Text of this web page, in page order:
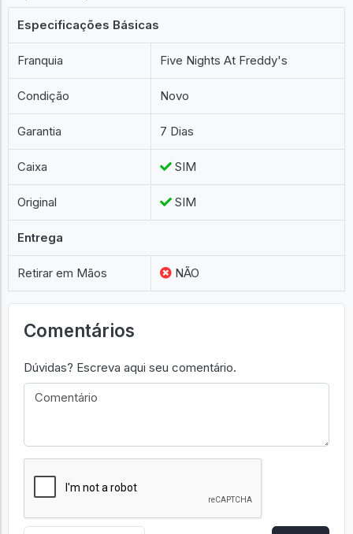
Especificações Básicas
Franquia Five Nights At Freddy's
Condição Novo
Garantia 7 Dias
Caixa SIM
Original SIM
Entrega
Retirar em Mãos NÃO
Comentários
Dúvidas? Escreva aqui seu comentário.